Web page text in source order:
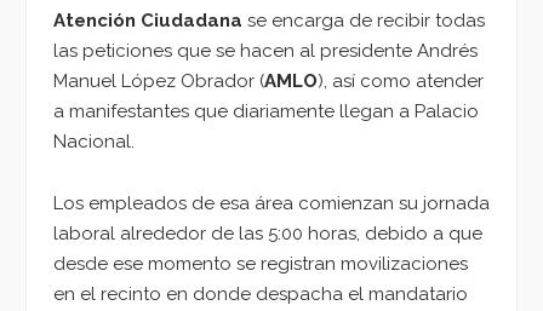
Atención Ciudadana se encarga de recibir todas
las peticiones que se hacen al presidente Andrés
Manuel López Obrador (AMLO), así como atender
a manifestantes que diariamente llegan a Palacio
Nacional.
Los empleados de esa área comienzan su jornada
laboral alrededor de las 5:00 horas, debido a que
desde ese momento se registran movilizaciones
en el recinto en donde despacha el mandatario